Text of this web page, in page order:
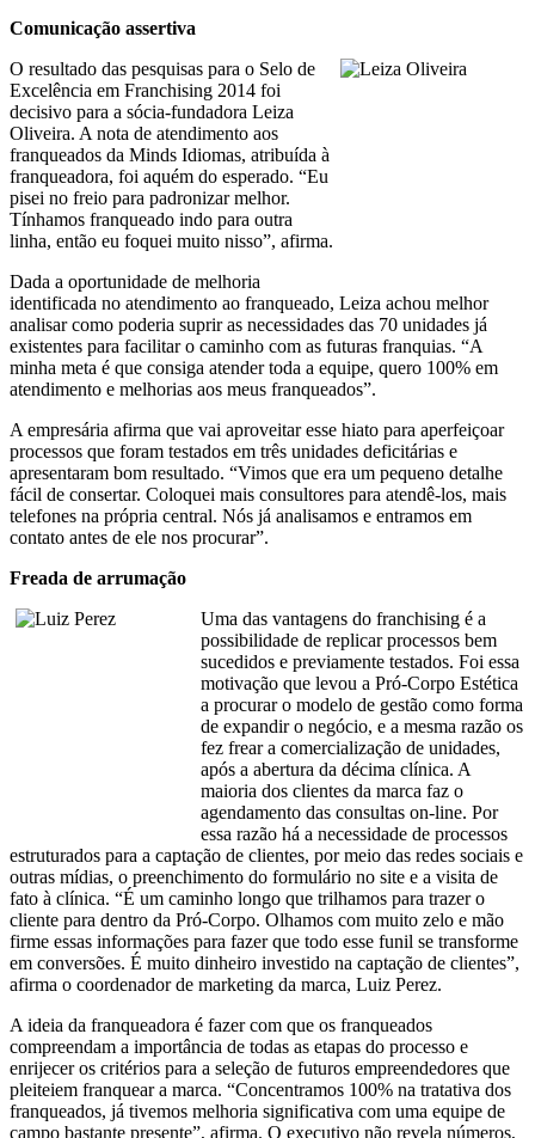
Comunicação assertiva
O resultado das pesquisas para o Selo de
Excelência em Franchising 2014 foi
decisivo para a sócia-fundadora Leiza
Oliveira. A nota de atendimento aos
franqueados da Minds Idiomas, atribuída à
franqueadora, foi aquém do esperado. “Eu
pisei no freio para padronizar melhor.
Tínhamos franqueado indo para outra
linha, então eu foquei muito nisso”, afirma.
Dada a oportunidade de melhoria
identificada no atendimento ao franqueado, Leiza achou melhor
analisar como poderia suprir as necessidades das 70 unidades já
existentes para facilitar o caminho com as futuras franquias. “A
minha meta é que consiga atender toda a equipe, quero 100% em
atendimento e melhorias aos meus franqueados”.
A empresária afirma que vai aproveitar esse hiato para aperfeiçoar
processos que foram testados em três unidades deficitárias e
apresentaram bom resultado. “Vimos que era um pequeno detalhe
fácil de consertar. Coloquei mais consultores para atendê-los, mais
telefones na própria central. Nós já analisamos e entramos em
contato antes de ele nos procurar”.
Freada de arrumação
Uma das vantagens do franchising é a
possibilidade de replicar processos bem
sucedidos e previamente testados. Foi essa
motivação que levou a Pró-Corpo Estética
a procurar o modelo de gestão como forma
de expandir o negócio, e a mesma razão os
fez frear a comercialização de unidades,
após a abertura da décima clínica. A
maioria dos clientes da marca faz o
agendamento das consultas on-line. Por
essa razão há a necessidade de processos
estruturados para a captação de clientes, por meio das redes sociais e
outras mídias, o preenchimento do formulário no site e a visita de
fato à clínica. “É um caminho longo que trilhamos para trazer o
cliente para dentro da Pró-Corpo. Olhamos com muito zelo e mão
firme essas informações para fazer que todo esse funil se transforme
em conversões. É muito dinheiro investido na captação de clientes”,
afirma o coordenador de marketing da marca, Luiz Perez.
A ideia da franqueadora é fazer com que os franqueados
compreendam a importância de todas as etapas do processo e
enrijecer os critérios para a seleção de futuros empreendedores que
pleiteiem franquear a marca. “Concentramos 100% na tratativa dos
franqueados, já tivemos melhoria significativa com uma equipe de
campo bastante presente”, afirma. O executivo não revela números,